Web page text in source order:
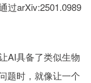
过arXiv:2501.0989
AI具备了类似生物
题时，就像让一个